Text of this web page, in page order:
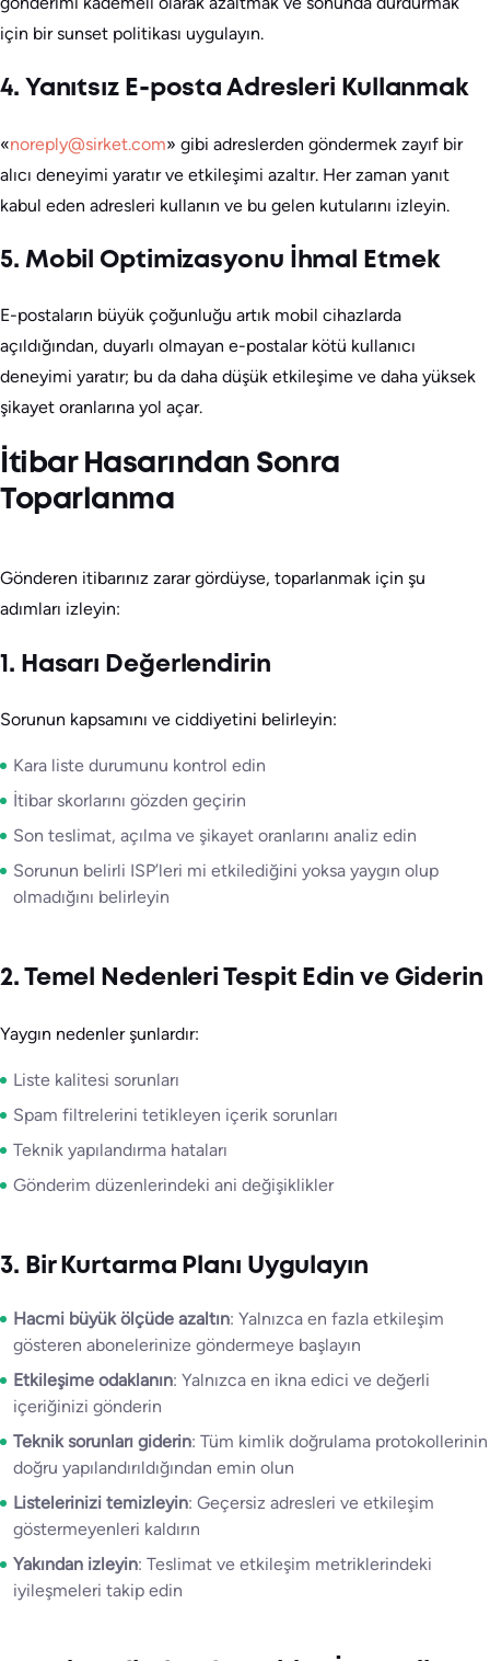
için bir sunset politikası uygulayın.
4. Yanıtsız E-posta Adresleri Kullanmak
«noreply@sirket.com» gibi adreslerden göndermek zayıf bir
alıcı deneyimi yaratır ve etkileşimi azaltır. Her zaman yanıt
kabul eden adresleri kullanın ve bu gelen kutularını izleyin.
5. Mobil Optimizasyonu İhmal Etmek
E-postaların büyük çoğunluğu artık mobil cihazlarda
açıldığından, duyarlı olmayan e-postalar kötü kullanıcı
deneyimi yaratır; bu da daha düşük etkileşime ve daha yüksek
şikayet oranlarına yol açar.
İtibar Hasarından Sonra
Toparlanma
Gönderen itibarınız zarar gördüyse, toparlanmak için şu
adımları izleyin:
1. Hasarı Değerlendirin
Sorunun kapsamını ve ciddiyetini belirleyin:
Kara liste durumunu kontrol edin
İtibar skorlarını gözden geçirin
Son teslimat, açılma ve şikayet oranlarını analiz edin
Sorunun belirli ISP’leri mi etkilediğini yoksa yaygın olup
olmadığını belirleyin
2. Temel Nedenleri Tespit Edin ve Giderin
Yaygın nedenler şunlardır:
Liste kalitesi sorunları
Spam filtrelerini tetikleyen içerik sorunları
Teknik yapılandırma hataları
Gönderim düzenlerindeki ani değişiklikler
3. Bir Kurtarma Planı Uygulayın
Hacmi büyük ölçüde azaltın: Yalnızca en fazla etkileşim
gösteren abonelerinize göndermeye başlayın
Etkileşime odaklanın: Yalnızca en ikna edici ve değerli
içeriğinizi gönderin
Teknik sorunları giderin: Tüm kimlik doğrulama protokollerinin
doğru yapılandırıldığından emin olun
Listelerinizi temizleyin: Geçersiz adresleri ve etkileşim
göstermeyenleri kaldırın
Yakından izleyin: Teslimat ve etkileşim metriklerindeki
iyileşmeleri takip edin